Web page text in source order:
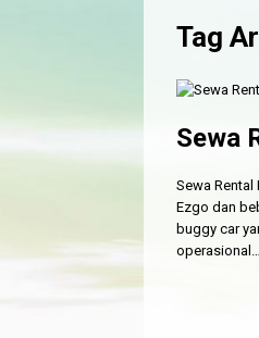
Tag
Sewa
Sewa Rental
Ezgo dan
buggy car
operasional…